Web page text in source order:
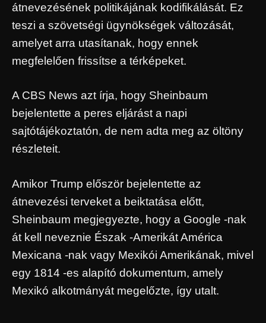
átnevezésének politikájának kodifikálását. Ez
teszi a szövetségi ügynökségek változását,
amelyet arra utasítanak, hogy ennek
megfelelően frissítse a térképeket.
A CBS News azt írja, hogy Sheinbaum
bejelentette a peres eljárást a napi
sajtótájékoztatón, de nem adta meg az öltöny
részleteit.
Amikor Trump először bejelentette az
átnevezési terveket a beiktatása előtt,
Sheinbaum megjegyezte, hogy a Google -nak
át kell neveznie Észak -Amerikát América
Mexicana -nak vagy Mexikói Amerikának, mivel
egy 1814 -es alapító dokumentum, amely
Mexikó alkotmányát megelőzte, így utalt.